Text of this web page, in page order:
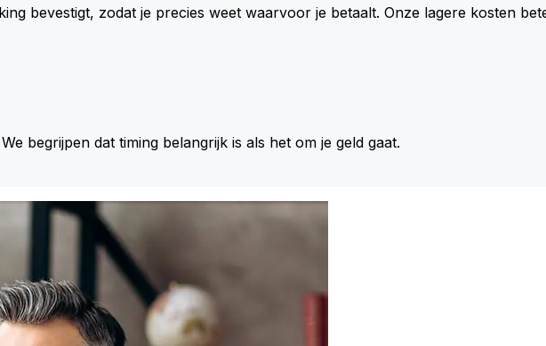
bevestigt, zodat je precies weet waarvoor je betaalt. Onze lagere kosten
We begrijpen dat timing belangrijk is als het om je geld gaat.